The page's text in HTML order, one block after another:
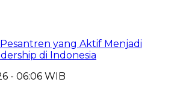
yang Aktif Menjadi
di Indonesia
- 06:06 WIB